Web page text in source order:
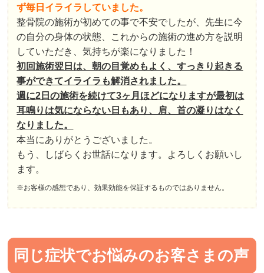
ず毎日イライラしていました。
整骨院の施術が初めての事で不安でしたが、先生に今
の自分の身体の状態、これからの施術の進め方を説明
していただき、気持ちが楽になりました！
初回施術翌日は、朝の目覚めもよく、すっきり起きる
事ができてイライラも解消されました。
週に2日の施術を続けて3ヶ月ほどになりますが最初は
耳鳴りは気にならない日もあり、肩、首の凝りはなく
なりました。
本当にありがとうございました。
もう、しばらくお世話になります。よろしくお願いし
ます。
※お客様の感想であり、効果効能を保証するものではありません。
同じ症状でお悩みのお客さまの声